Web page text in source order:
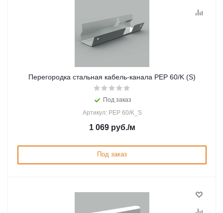
Перегородка стальная кабель-канала PEP 60/K (S)
Под заказ
Артикул: PEP 60/K_S
1 069руб./м
Под заказ